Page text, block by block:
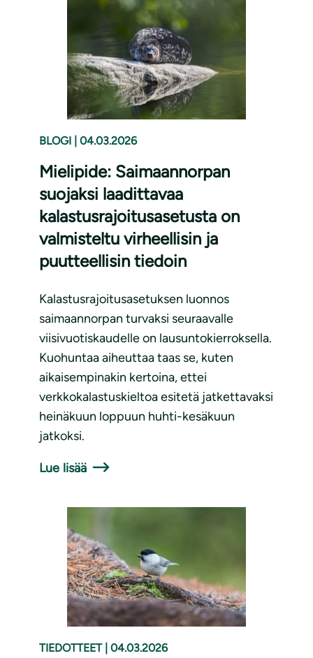
BLOGI 04.03.2026
Mielipide: Saimaannorpan
suojaksi laadittavaa
kalastusrajoitusasetusta on
valmisteltu virheellisin ja
puutteellisin tiedoin
Kalastusrajoitusasetuksen luonnos
saimaannorpan turvaksi seuraavalle
viisivuotiskaudelle on lausuntokierroksella.
Kuohuntaa aiheuttaa taas se, kuten
aikaisempinakin kertoina, ettei
verkkokalastuskieltoa esitetä jatkettavaksi
heinäkuun loppuun huhti-kesäkuun
jatkoksi.
Lue lisää
TIEDOTTEET 04.03.2026